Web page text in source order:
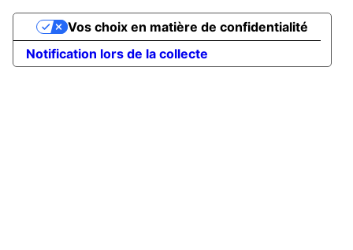
Notification lors de la collecte
Vos choix en matière de confidentialité